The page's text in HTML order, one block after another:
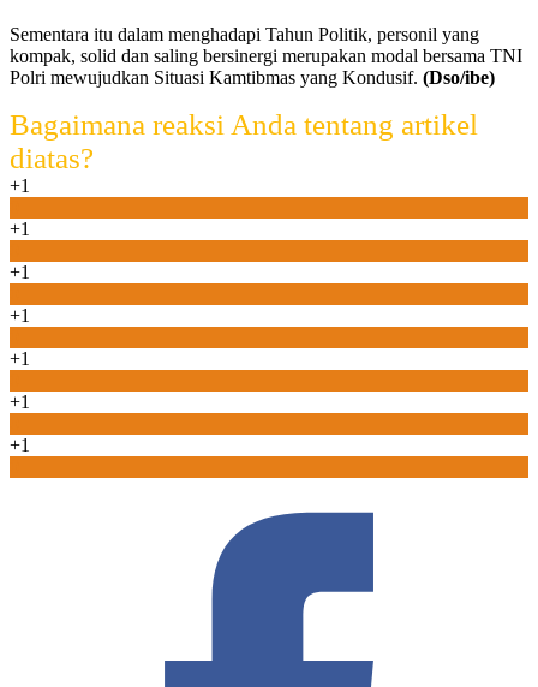
Sementara itu dalam menghadapi Tahun Politik, personil yang
kompak, solid dan saling bersinergi merupakan modal bersama TNI
Polri mewujudkan Situasi Kamtibmas yang Kondusif. (Dso/ibe)
Bagaimana reaksi Anda tentang artikel
diatas?
+1
+1
+1
+1
+1
+1
+1